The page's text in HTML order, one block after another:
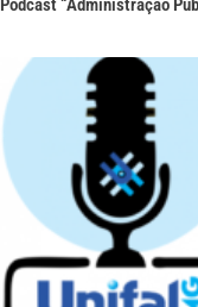
Podcast “Administração